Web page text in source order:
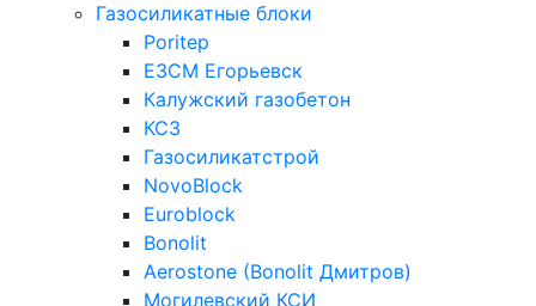
Газосиликатные блоки
Poritep
ЕЗСМ Егорьевск
Калужский газобетон
КСЗ
Газосиликатстрой
NovoBlock
Euroblock
Bonolit
Aerostone (Bonolit Дмитров)
Могилевский КСИ